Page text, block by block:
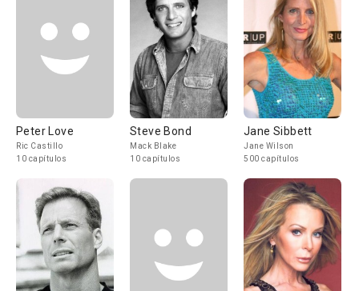
Peter Love
Ric Castillo
10 capítulos
Steve Bond
Mack Blake
10 capítulos
Jane Sibbett
Jane Wilson
500 capítulos